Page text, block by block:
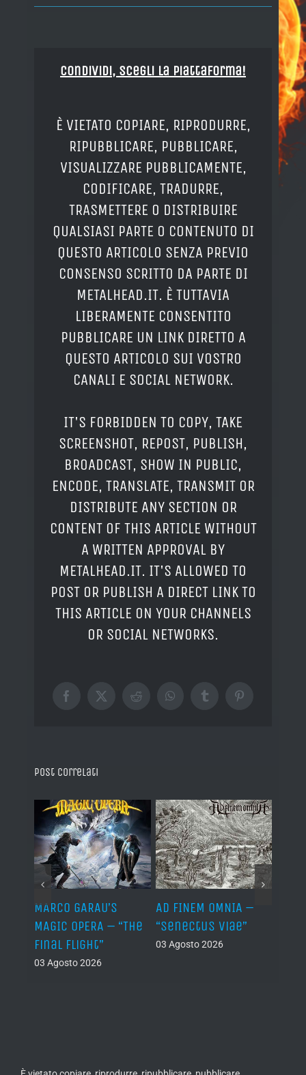
Condividi, Scegli la piattaforma!
È VIETATO COPIARE, RIPRODURRE,
RIPUBBLICARE, PUBBLICARE,
VISUALIZZARE PUBBLICAMENTE,
CODIFICARE, TRADURRE,
TRASMETTERE O DISTRIBUIRE
QUALSIASI PARTE O CONTENUTO DI
QUESTO ARTICOLO SENZA PREVIO
CONSENSO SCRITTO DA PARTE DI
METALHEAD.IT. È TUTTAVIA
LIBERAMENTE CONSENTITO
PUBBLICARE UN LINK DIRETTO A
QUESTO ARTICOLO SUI VOSTRO
CANALI E SOCIAL NETWORK.
IT'S FORBIDDEN TO COPY, TAKE
SCREENSHOT, REPOST, PUBLISH,
BROADCAST, SHOW IN PUBLIC,
ENCODE, TRANSLATE, TRANSMIT OR
DISTRIBUTE ANY SECTION OR
CONTENT OF THIS ARTICLE WITHOUT
A WRITTEN APPROVAL BY
METALHEAD.IT. IT'S ALLOWED TO
POST OR PUBLISH A DIRECT LINK TO
THIS ARTICLE ON YOUR CHANNELS
OR SOCIAL NETWORKS.
Facebook
X RedditWhatsAppTumblrPinterest
Post correlati
MARCO GARAU’S
MAGIC OPERA – “The
Final Flight”
03 Agosto 2026
AD FINEM OMNIA –
“Senectus Viae”
03 Agosto 2026